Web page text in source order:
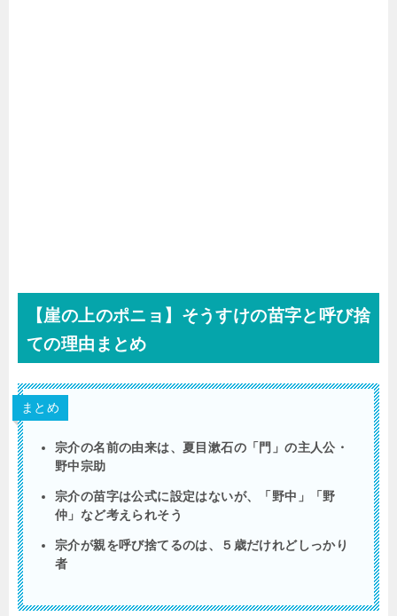
【崖の上のポニョ】そうすけの苗字と呼び捨
ての理由まとめ
まとめ
宗介の名前の由来は、夏目漱石の「門」の主人公・
野中宗助
宗介の苗字は公式に設定はないが、「野中」「野
仲」など考えられそう
宗介が親を呼び捨てるのは、５歳だけれどしっかり
者